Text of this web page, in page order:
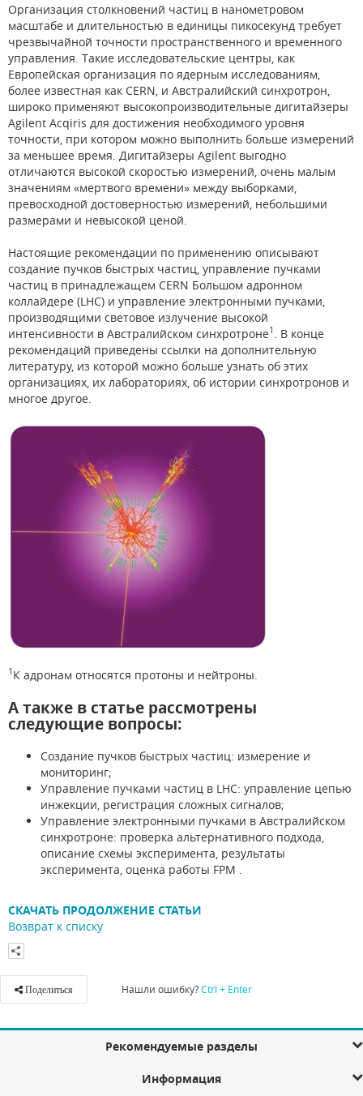
Организация столкновений частиц в нанометровом
масштабе и длительностью в единицы пикосекунд требует
чрезвычайной точности пространственного и временного
управления. Такие исследовательские центры, как
Европейская организация по ядерным исследованиям,
более известная как CERN, и Австралийский синхротрон,
широко применяют высокопроизводительные дигитайзеры
Agilent Acqiris для достижения необходимого уровня
точности, при котором можно выполнить больше измерений
за меньшее время. Дигитайзеры Agilent выгодно
отличаются высокой скоростью измерений, очень малым
значениям «мертвого времени» между выборками,
превосходной достоверностью измерений, небольшими
размерами и невысокой ценой.
Настоящие рекомендации по применению описывают
создание пучков быстрых частиц, управление пучками
частиц в принадлежащем CERN Большом адронном
коллайдере (LHC) и управление электронными пучками,
производящими световое излучение высокой
интенсивности в Австралийском синхротроне1
. В конце
рекомендаций приведены ссылки на дополнительную
литературу, из которой можно больше узнать об этих
организациях, их лабораториях, об истории синхротронов и
многое другое.
1 К адронам относятся протоны и нейтроны.
А также в статье рассмотрены
следующие вопросы:
Создание пучков быстрых частиц: измерение и
мониторинг;
Управление пучками частиц в LHC: управление цепью
инжекции, регистрация сложных сигналов;
Управление электронными пучками в Австралийском
синхротроне: проверка альтернативного подхода,
описание схемы эксперимента, результаты
эксперимента, оценка работы FPM .
СКАЧАТЬ ПРОДОЛЖЕНИЕ СТАТЬИ
Возврат к списку
Поделиться Нашли ошибку?Ctrl + Enter
Рекомендуемые разделы
Информация